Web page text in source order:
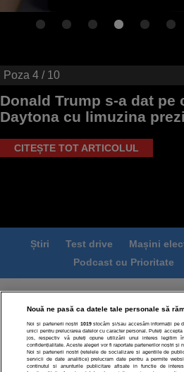
Poza 4 / 10
Donald Trump s-a dat pe
Daytona cu limuzina
CITEȘTE TOT ARTICOLUL
Știri Test drive Mașini
Podcast cu Prioritate
Termeni si conditii
Politica
Politica de cookies
Echipa
Modifică
Nouă ne pasă ca datele tale personale să
Noi și partenerii noștri 1019stocăm și/sau accesăm informații pe
unici pentru prelucrarea datelor cu caracter personal. Puteți
jos, respectiv vă puteți opune utilizării unui interes legitim
confidențialitate. Aceste alegeri vor fi raportate partenerilor noștri și
Noi si partenerii nostri (retelele de socializare si agentiile de
servicii de date analitice) prelucram date pentru a permite
continutul si anunturile publicitare afisate in functie de